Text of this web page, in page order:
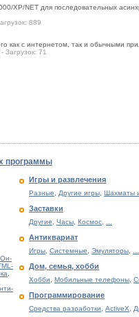
XP/NET для последовательных
889
как с интернетом, так и обычными
Загрузок: 71
программы
Он-
,
Игры и развлечения
Разные, Другие игры, Шахматы
Заставки
Другие, Часы, Космос, ...
Антиквариат
Игры, Системные, Эмуляторы, ...
Дом, семья, хобби
Хобби, Мобильные телефоны,
Программирование
Средства разработки, ActiveX,